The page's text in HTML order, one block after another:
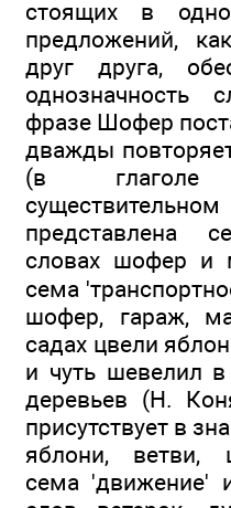
стоящих в
предложений,
друг друга,
однозначность
фразе Шофер
дважды
(в
представлена
словах шофер
сема
шофер, гараж,
садах цвели
и чуть шевелил в
деревьев (Н.
присутствует в
яблони, ветви,
сема 'движение'